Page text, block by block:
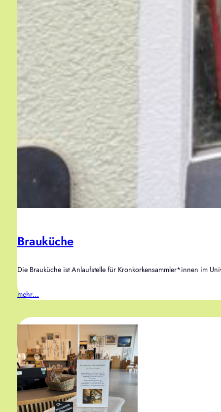
Brauküche
Die Brauküche ist Anlaufstelle für Kronkorkensammler*innen im
mehr…